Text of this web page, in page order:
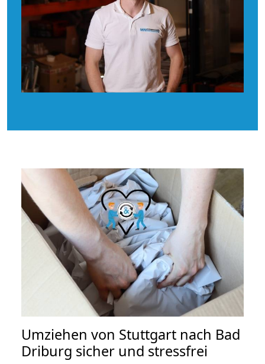
Umziehen von Stuttgart nach Bad
Driburg sicher und stressfrei